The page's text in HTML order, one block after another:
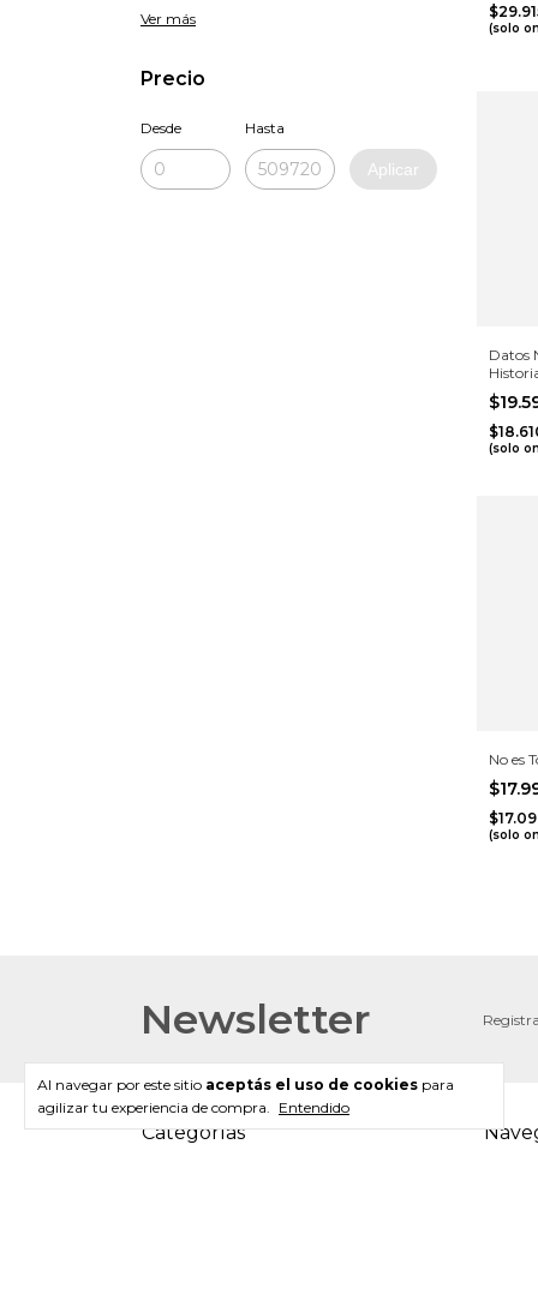
Al navegar por este sitio aceptás el uso de cookies para
agilizar tu experiencia de compra. Entendido
Ver más
Precio
Desde Hasta
Aplicar
(solo
Datos
(solo
No es
(solo
Newsletter
Categorías